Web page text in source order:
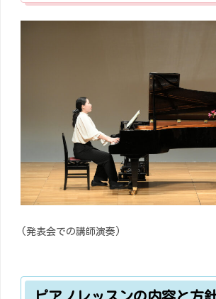
(発表会での講師演奏)
ピアノレッスンの内容と方